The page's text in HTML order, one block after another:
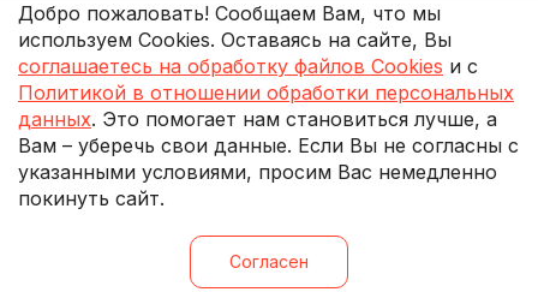
Добро пожаловать! Сообщаем Вам, что мы
используем Cookies. Оставаясь на сайте, Вы
соглашаетесь на обработку файлов Cookies и с
Политикой в отношении обработки персональных
данных. Это помогает нам становиться лучше, а
Вам – уберечь свои данные. Если Вы не согласны с
указанными условиями, просим Вас немедленно
покинуть сайт.
Согласен